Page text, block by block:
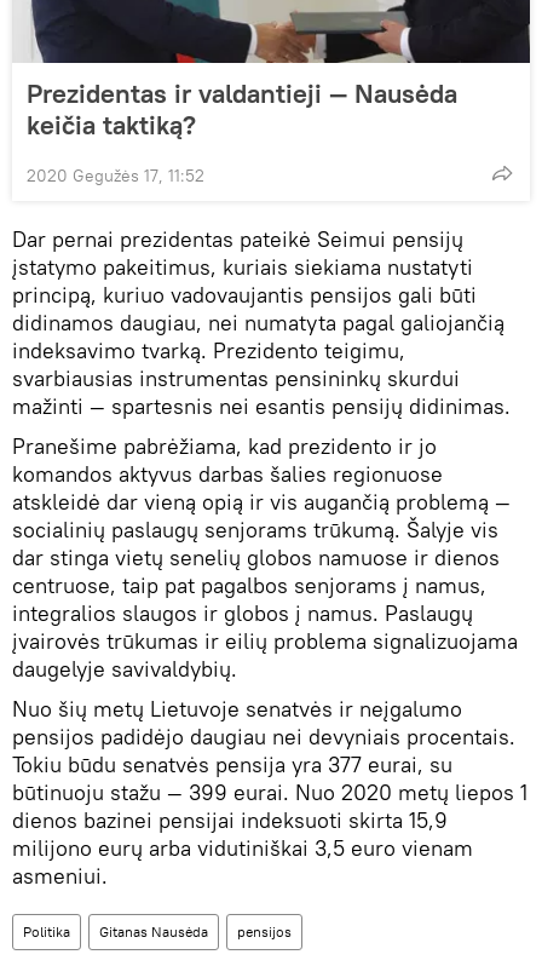
Prezidentas ir valdantieji — Nausėda
keičia taktiką?
2020 Gegužės 17, 11:52
Dar pernai prezidentas pateikė Seimui pensijų
įstatymo pakeitimus, kuriais siekiama nustatyti
principą, kuriuo vadovaujantis pensijos gali būti
didinamos daugiau, nei numatyta pagal galiojančią
indeksavimo tvarką. Prezidento teigimu,
svarbiausias instrumentas pensininkų skurdui
mažinti — spartesnis nei esantis pensijų didinimas.
Pranešime pabrėžiama, kad prezidento ir jo
komandos aktyvus darbas šalies regionuose
atskleidė dar vieną opią ir vis augančią problemą —
socialinių paslaugų senjorams trūkumą. Šalyje vis
dar stinga vietų senelių globos namuose ir dienos
centruose, taip pat pagalbos senjorams į namus,
integralios slaugos ir globos į namus. Paslaugų
įvairovės trūkumas ir eilių problema signalizuojama
daugelyje savivaldybių.
Nuo šių metų Lietuvoje senatvės ir neįgalumo
pensijos padidėjo daugiau nei devyniais procentais.
Tokiu būdu senatvės pensija yra 377 eurai, su
būtinuoju stažu — 399 eurai. Nuo 2020 metų liepos 1
dienos bazinei pensijai indeksuoti skirta 15,9
milijono eurų arba vidutiniškai 3,5 euro vienam
asmeniui.
Politika Gitanas Nausėda pensijos